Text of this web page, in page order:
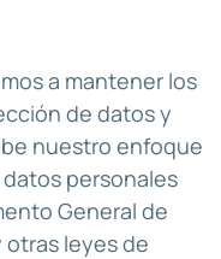
a mantener los
de datos y
nuestro enfoque
personales
General de
otras leyes de